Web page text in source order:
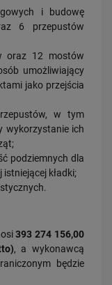
i budowę
6 przepustów
oraz 12 mostów
umożliwiający
jako przejścia
w tym
wykorzystanie ich
podziemnych dla
kładki;
393 274 156,00
, a wykonawcą
będzie